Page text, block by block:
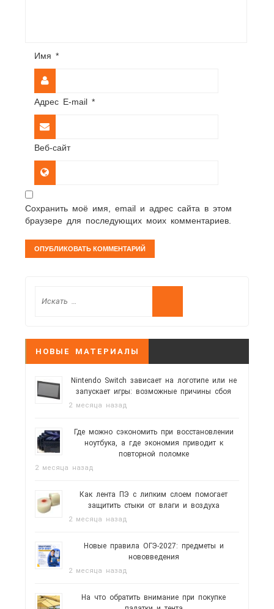
Имя *
Адрес E-mail *
Веб-сайт
Сохранить моё имя, email и адрес сайта в этом
браузере для последующих моих комментариев.
НОВЫЕ МАТЕРИАЛЫ
Nintendo Switch зависает на логотипе или не
запускает игры: возможные причины сбоя
2 месяца назад
Где можно сэкономить при восстановлении
ноутбука, а где экономия приводит к
повторной поломке
2 месяца назад
Как лента ПЭ с липким слоем помогает
защитить стыки от влаги и воздуха
2 месяца назад
Новые правила ОГЭ-2027: предметы и
нововведения
2 месяца назад
На что обратить внимание при покупке